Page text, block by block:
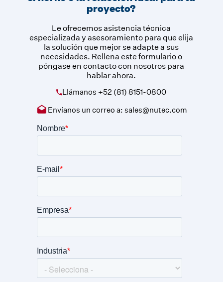
proyecto?
Le ofrecemos asistencia técnica
especializada y asesoramiento para que elija
la solución que mejor se adapte a sus
necesidades. Rellena este formulario o
póngase en contacto con nosotros para
hablar ahora.
Llámanos +52 (81) 8151-0800
Envíanos un correo a: sales@nutec.com